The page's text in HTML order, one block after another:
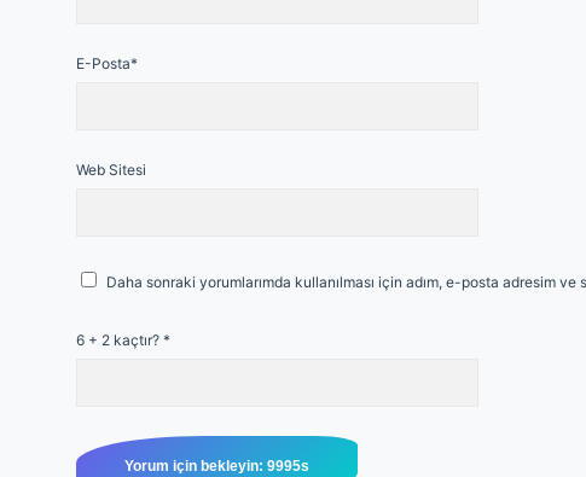
E-Posta*
Web Sitesi
Daha sonraki yorumlarımda kullanılması için adım, e-posta adresim
6 + 2 kaçtır? *